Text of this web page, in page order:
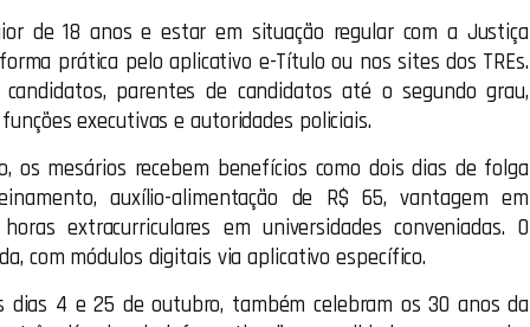
de 18 anos e estar em situação regular com a Justiça
prática pelo aplicativo e-Título ou nos sites dos TREs.
parentes de candidatos até o segundo grau,
executivas e autoridades policiais.
os mesários recebem benefícios como dois dias de folga
auxílio-alimentação de R$ 65, vantagem em
extracurriculares em universidades conveniadas. O
com módulos digitais via aplicativo específico.
dias 4 e 25 de outubro, também celebram os 30 anos da